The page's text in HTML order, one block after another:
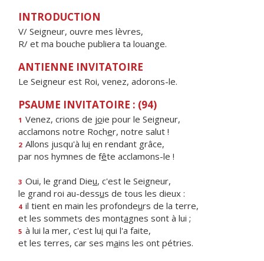
INTRODUCTION
V/ Seigneur, ouvre mes lèvres,
R/ et ma bouche publiera ta louange.
ANTIENNE INVITATOIRE
Le Seigneur est Roi, venez, adorons-le.
PSAUME INVITATOIRE : (94)
1 Venez, crions de joie pour le Seigneur,
acclamons notre Rocher, notre salut !
2 Allons jusqu'à lui en rendant grâce,
par nos hymnes de fête acclamons-le !
3 Oui, le grand Dieu, c'est le Seigneur,
le grand roi au-dessus de tous les dieux :
4 il tient en main les profondeurs de la terre,
et les sommets des montagnes sont à lui ;
5 à lui la mer, c'est lui qui l'a faite,
et les terres, car ses mains les ont pétries.